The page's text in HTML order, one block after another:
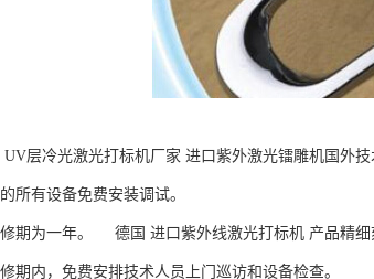
UV层冷光激光打标机厂家 进口紫外激光镭雕机国外技
所有设备免费安装调试。
期为一年。 德国 进口紫外线激光打标机 产品精细
期内，免费安排技术人员上门巡访和设备检查。